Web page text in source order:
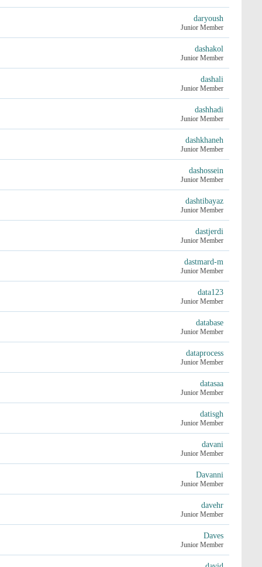
daryoush
Junior Member
dashakol
Junior Member
dashali
Junior Member
dashhadi
Junior Member
dashkhaneh
Junior Member
dashossein
Junior Member
dashtibayaz
Junior Member
dastjerdi
Junior Member
dastmard-m
Junior Member
data123
Junior Member
database
Junior Member
dataprocess
Junior Member
datasaa
Junior Member
datisgh
Junior Member
davani
Junior Member
Davanni
Junior Member
davehr
Junior Member
Daves
Junior Member